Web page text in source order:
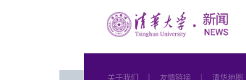
关于我们 友情链接 清华地图